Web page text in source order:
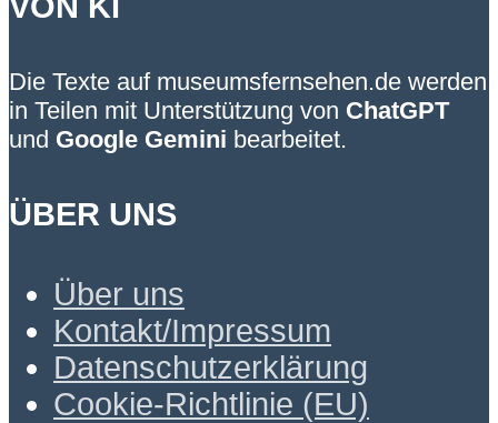
Die Texte auf museumsfernsehen.de werden
in Teilen mit Unterstützung von ChatGPT
und Google Gemini bearbeitet.
ÜBER UNS
Über uns
Kontakt/Impressum
Datenschutzerklärung
Cookie-Richtlinie (EU)